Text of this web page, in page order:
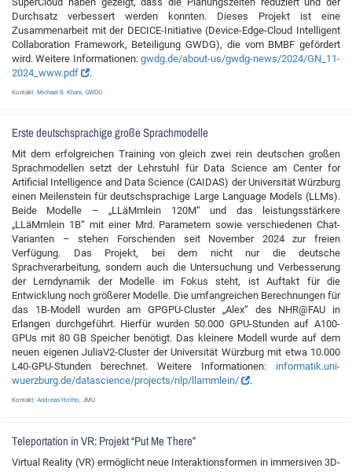
Durchsatz verbessert werden konnten. Dieses Projekt ist eine
Zusammenarbeit mit der DECICE-Initiative (Device-Edge-Cloud Intelligent
Collaboration Framework, Beteiligung GWDG), die vom BMBF gefördert
wird. Weitere Informationen: gwdg.de/about-us/gwdg-news/2024/GN_11-
2024_www.pdf
.
Kontakt: Michael B. Khani GWDG
Erste deutschsprachige große Sprachmodelle
Mit dem erfolgreichen Training von gleich zwei rein deutschen großen
Sprachmodellen setzt der Lehrstuhl für Data Science am Center for
Artificial Intelligence and Data Science (CAIDAS) der Universität Würzburg
einen Meilenstein für deutschsprachige Large Language Models (LLMs).
Beide Modelle – „LLäMmlein 120M“ und das leistungsstärkere
„LLäMmlein 1B“ mit einer Mrd. Parametern sowie verschiedenen Chat-
Varianten – stehen Forschenden seit November 2024 zur freien
Verfügung. Das Projekt, bei dem nicht nur die deutsche
Sprachverarbeitung, sondern auch die Untersuchung und Verbesserung
der Lerndynamik der Modelle im Fokus steht, ist Auftakt für die
Entwicklung noch größerer Modelle. Die umfangreichen Berechnungen für
das 1B-Modell wurden am GPGPU-Cluster „Alex“ des NHR@FAU in
Erlangen durchgeführt. Hierfür wurden 50.000 GPU-Stunden auf A100-
GPUs mit 80 GB Speicher benötigt. Das kleinere Modell wurde auf dem
neuen eigenen JuliaV2-Cluster der Universität Würzburg mit etwa 10.000
L40-GPU-Stunden berechnet. Weitere Informationen: informatik.uni-
wuerzburg.de/datascience/projects/nlp/llammlein/
.
Kontakt: Andreas Hotho, JMU
Teleportation in VR: Projekt “Put Me There”
Virtual Reality (VR) ermöglicht neue Interaktionsformen in immersiven 3D-